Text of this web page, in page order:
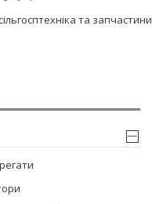
та запчастини